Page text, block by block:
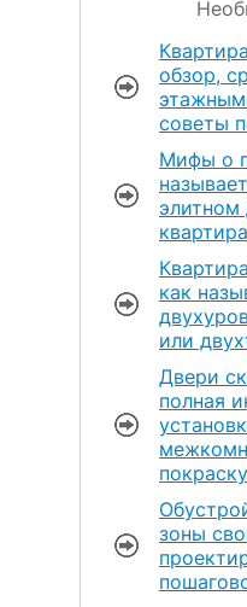
обзор,
советы
Мифы о
элитном
квартира
как
или
Двери
полная
покраску
зоны